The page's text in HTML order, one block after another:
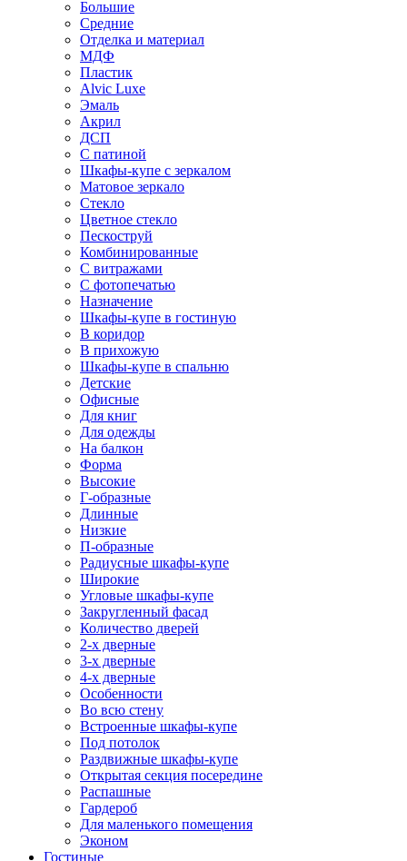
Большие
Средние
Отделка и материал
МДФ
Пластик
Alvic Luxe
Эмаль
Акрил
ДСП
С патиной
Шкафы-купе с зеркалом
Матовое зеркало
Стекло
Цветное стекло
Пескоструй
Комбинированные
С витражами
С фотопечатью
Назначение
Шкафы-купе в гостиную
В коридор
В прихожую
Шкафы-купе в спальню
Детские
Офисные
Для книг
Для одежды
На балкон
Форма
Высокие
Г-образные
Длинные
Низкие
П-образные
Радиусные шкафы-купе
Широкие
Угловые шкафы-купе
Закругленный фасад
Количество дверей
2-х дверные
3-х дверные
4-х дверные
Особенности
Во всю стену
Встроенные шкафы-купе
Под потолок
Раздвижные шкафы-купе
Открытая секция посередине
Распашные
Гардероб
Для маленького помещения
Эконом
Гостиные